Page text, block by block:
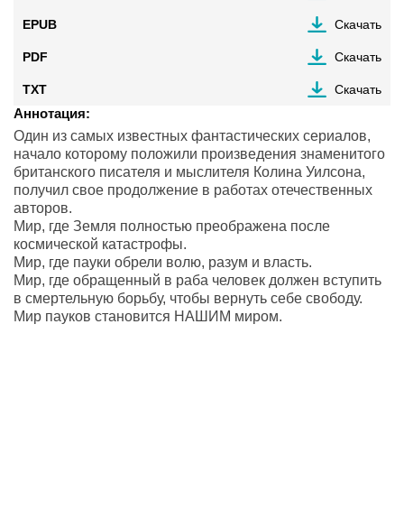
EPUB Скачать
PDF Скачать
TXT Скачать
Аннотация:
Один из самых известных фантастических сериалов,
начало которому положили произведения знаменитого
британского писателя и мыслителя Колина Уилсона,
получил свое продолжение в работах отечественных
авторов.
Мир, где Земля полностью преображена после
космической катастрофы.
Мир, где пауки обрели волю, разум и власть.
Мир, где обращенный в раба человек должен вступить
в смертельную борьбу, чтобы вернуть себе свободу.
Мир пауков становится НАШИМ миром.